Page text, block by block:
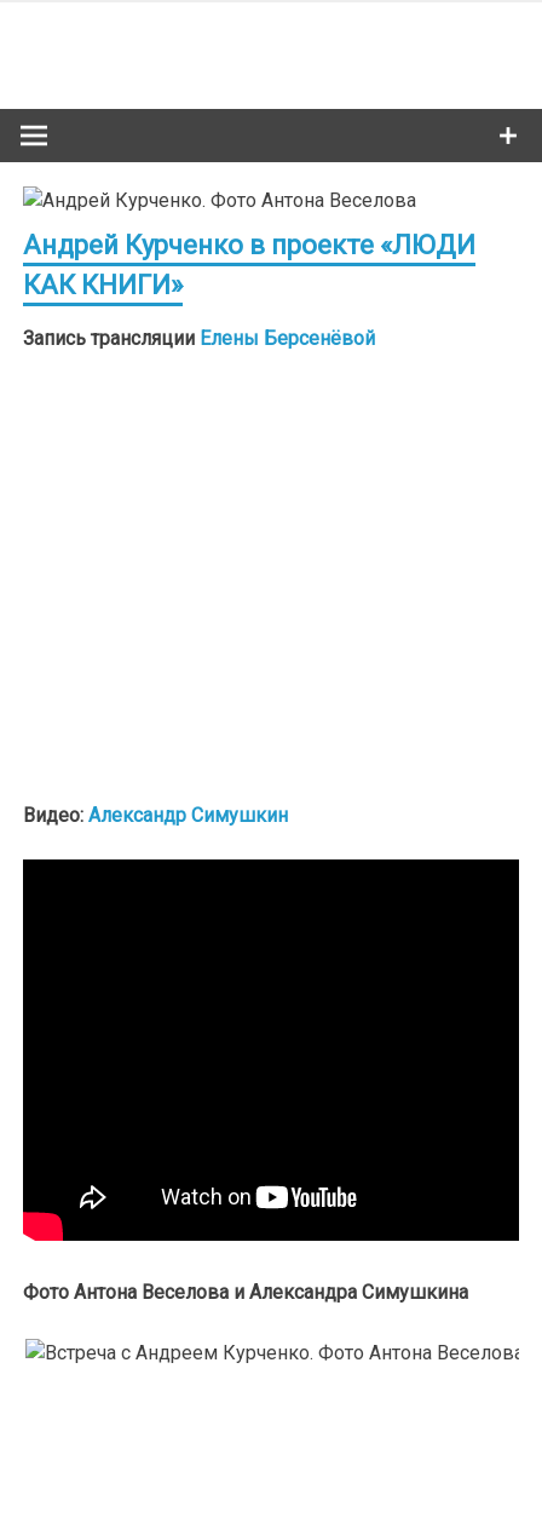
Андрей Курченко в проекте «ЛЮДИ
КАК КНИГИ»
Запись трансляции Елены Берсенёвой
Видео:Александр Симушкин
Фото Антона Веселова и Александра Симушкина